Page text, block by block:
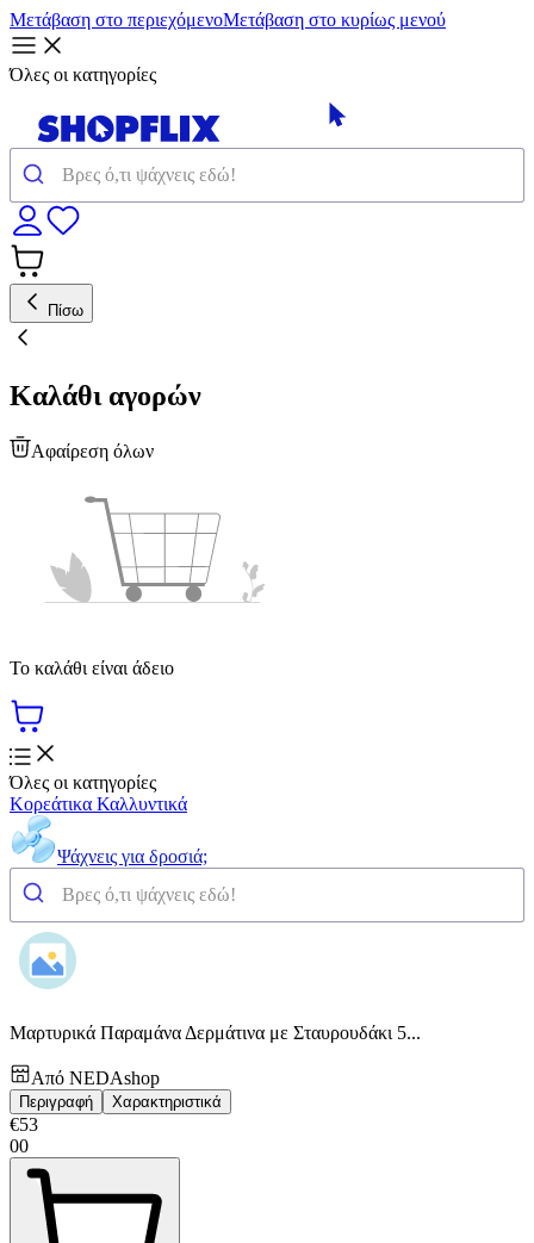
Μετάβαση στο περιεχόμενοΜετάβαση στο κυρίως μενού
Όλες οι κατηγορίες
Πίσω
Καλάθι αγορών
Αφαίρεση όλων
Το καλάθι είναι άδειο
Όλες οι κατηγορίες
Κορεάτικα Καλλυντικά
Ψάχνεις για δροσιά;
Μαρτυρικά Παραμάνα Δερμάτινα με Σταυρουδάκι 5...
Από NEDAshop
Περιγραφή Χαρακτηριστικά
€53
00